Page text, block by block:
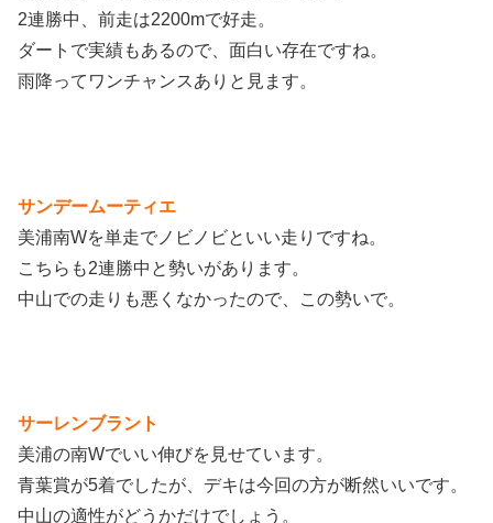
2連勝中、前走は2200mで好走。
ダートで実績もあるので、面白い存在ですね。
雨降ってワンチャンスありと見ます。
サンデームーティエ
美浦南Wを単走でノビノビといい走りですね。
こちらも2連勝中と勢いがあります。
中山での走りも悪くなかったので、この勢いで。
サーレンブラント
美浦の南Wでいい伸びを見せています。
青葉賞が5着でしたが、デキは今回の方が断然いいです。
中山の適性がどうかだけでしょう。